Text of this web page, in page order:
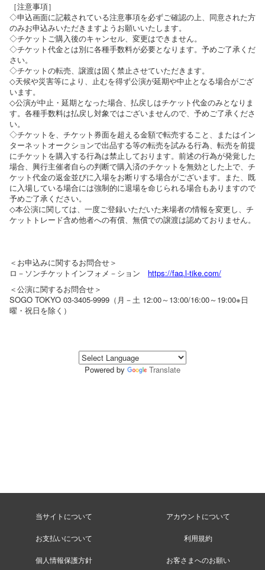
［注意事項］
◇申込画面に記載されている注意事項を必ずご確認の上、同意された方
のみお申込みいただきますようお願いいたします。
◇チケットご購入後のキャンセル、変更はできません。
◇チケット代金とは別に各種手数料が必要となります。予めご了承くだ
さい。
◇チケットの転売、譲渡は固く禁止させていただきます。
◇天候や災害等により、止むを得ず公演が延期や中止となる場合がござ
います。
◇公演が中止・延期となった場合、払戻しはチケット代金のみとなりま
す。各種手数料は払戻し対象ではございませんので、予めご了承くださ
い。
◇チケットを、チケット券面を超える金額で転売すること、またはイン
ターネットオークションで出品する等の転売を試みる行為、転売を前提
にチケットを購入する行為は禁止しております。前述の行為が発覚した
場合、興行主催者自らの判断で購入済のチケットを無効とした上で、チ
ケット代金の返金並びに入場をお断りする場合がございます。また、既
に入場している場合には強制的に退場を命じられる場合もありますので
予めご了承ください。
◇本公演に関しては、一度ご登録いただいた来場者の情報を変更し、チ
ケットトレード含め他者への有償、無償での譲渡は認めておりません。
＜お申込みに関するお問合せ＞
ロ－ソンチケットインフォメ－ション https://faq.l-tike.com/
＜公演に関するお問合せ＞
SOGO TOKYO 03-3405-9999（月－土 12:00～13:00/16:00～19:00※日
曜・祝日を除く）
Powered by Translate
当サイトについて アカウントについて
お支払いについて 利用規約
個人情報保護方針 お客さまへのお願い